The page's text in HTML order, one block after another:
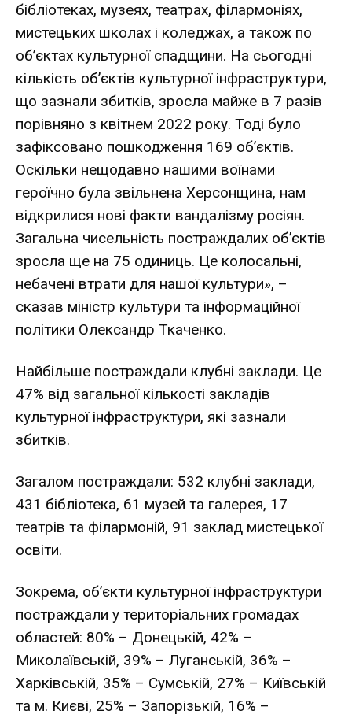
бібліотеках, музеях, театрах, філармоніях,
мистецьких школах і коледжах, а також по
об’єктах культурної спадщини. На сьогодні
кількість об’єктів культурної інфраструктури,
що зазнали збитків, зросла майже в 7 разів
порівняно з квітнем 2022 року. Тоді було
зафіксовано пошкодження 169 об’єктів.
Оскільки нещодавно нашими воїнами
героїчно була звільнена Херсонщина, нам
відкрилися нові факти вандалізму росіян.
Загальна чисельність постраждалих об’єктів
зросла ще на 75 одиниць. Це колосальні,
небачені втрати для нашої культури», –
сказав міністр культури та інформаційної
політики Олександр Ткаченко.
Найбільше постраждали клубні заклади. Це
47% від загальної кількості закладів
культурної інфраструктури, які зазнали
збитків.
Загалом постраждали: 532 клубні заклади,
431 бібліотека, 61 музей та галерея, 17
театрів та філармоній, 91 заклад мистецької
освіти.
Зокрема, об’єкти культурної інфраструктури
постраждали у територіальних громадах
областей: 80% – Донецькій, 42% –
Миколаївській, 39% – Луганській, 36% –
Харківській, 35% – Сумській, 27% – Київській
та м. Києві, 25% – Запорізькій, 16% –